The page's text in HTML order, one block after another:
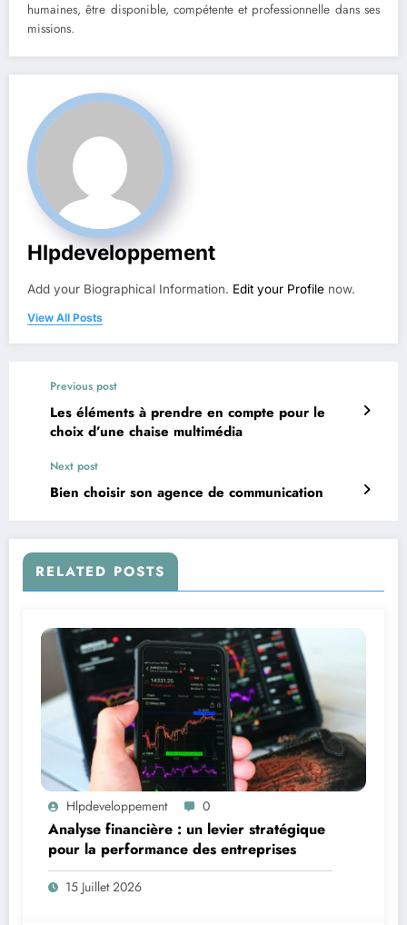
humaines, être disponible, compétente et professionnelle dans ses
missions.
Hlpdeveloppement
Add your Biographical Information. Edit your Profile now.
View All Posts
Previous post
Les éléments à prendre en compte pour le
choix d’une chaise multimédia
Next post
Bien choisir son agence de communication
RELATED POSTS
Hlpdeveloppement 0
Analyse financière : un levier stratégique
pour la performance des entreprises
15 Juillet 2026